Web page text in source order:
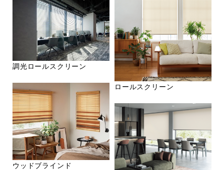
調光ロールスクリーン
ウッドブラインド
ロールスクリーン